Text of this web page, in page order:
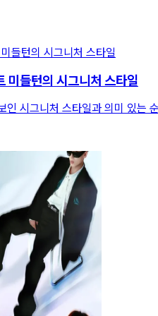
미들턴의 시그니처 스타일
인 시그니처 스타일과 의미 있는